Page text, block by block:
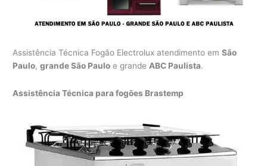
Assistência Técnica Fogão Electrolux atendimento emSão
Paulo,grande São Paulo e grandeABC Paulista.
Assistência Técnica para fogões Brastemp